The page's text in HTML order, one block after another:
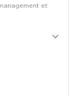
et